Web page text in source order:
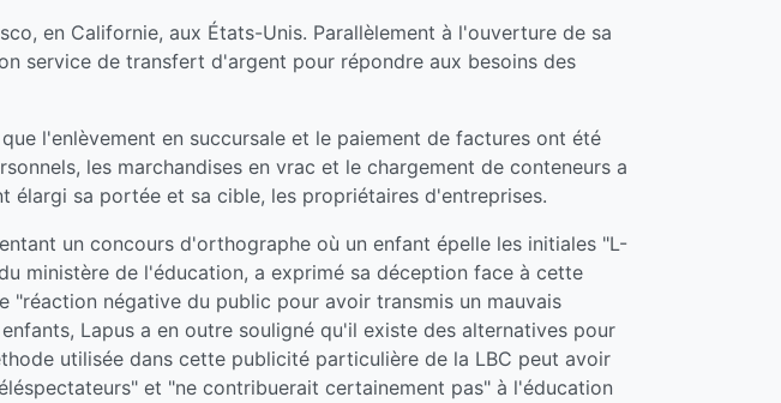
en Californie, aux États-Unis. Parallèlement à l'ouverture de sa
service de transfert d'argent pour répondre aux besoins des
l'enlèvement en succursale et le paiement de factures ont été
les marchandises en vrac et le chargement de conteneurs a
élargi sa portée et sa cible, les propriétaires d'entreprises.
un concours d'orthographe où un enfant épelle les initiales "L-
ministère de l'éducation, a exprimé sa déception face à cette
négative du public pour avoir transmis un mauvais
Lapus a en outre souligné qu'il existe des alternatives pour
utilisée dans cette publicité particulière de la LBC peut avoir
et "ne contribuerait certainement pas" à l'éducation